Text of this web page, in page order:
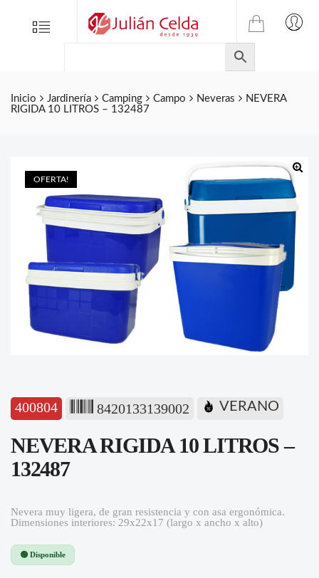
Menu
TIENDA
ONLINE
DE
JULIAN
CELDA
Inicio Jardinería Camping Campo Neveras
NEVERA
RIGIDA 10 LITROS – 132487
OFERTA! 🔍
400804 8420133139002 VERANO
NEVERA RIGIDA 10 LITROS –
132487
Nevera muy ligera, de gran resistencia y con asa ergonómica.
Dimensiones interiores: 29x22x17 (largo x ancho x alto)
🟢 Disponible
Folletos
Contacto